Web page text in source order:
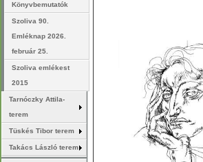
Könyvbemutatók
Szoliva 90.
Emléknap 2026.
február 25.
Szoliva emlékest
2015
Tarnóczky Attila-
terem
Tüskés Tibor terem
Takács László terem